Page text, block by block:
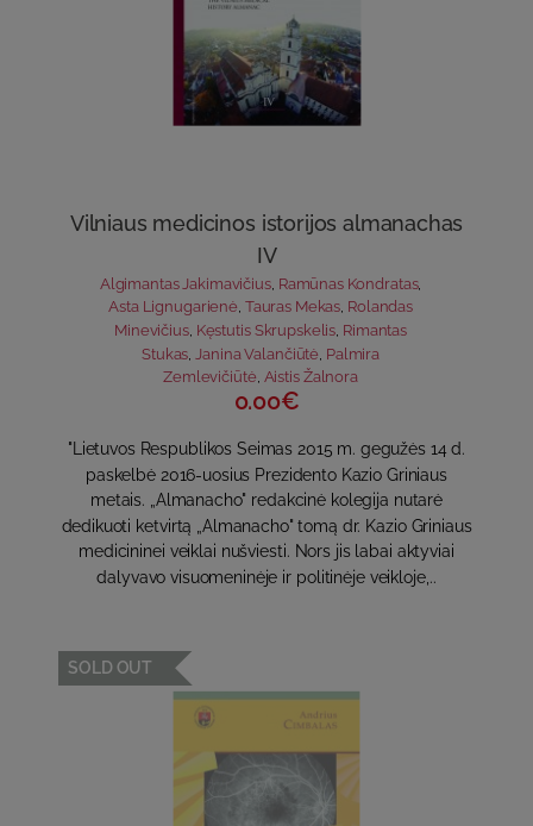
Vilniaus medicinos istorijos almanachas
IV
Algimantas Jakimavičius, Ramūnas Kondratas,
Asta Lignugarienė, Tauras Mekas, Rolandas
Minevičius, Kęstutis Skrupskelis, Rimantas
Stukas Janina Valančiūtė Palmira
Zemlevičiūtė, Aistis Žalnora
0.00€
"Lietuvos Respublikos Seimas 2015 m. gegužės 14 d.
paskelbė 2016-uosius Prezidento Kazio Griniaus
metais. „Almanacho" redakcinė kolegija nutarė
dedikuoti ketvirtą „Almanacho" tomą dr. Kazio Griniaus
medicininei veiklai nušviesti. Nors jis labai aktyviai
dalyvavo visuomeninėje ir politinėje veikloje,..
SOLD OUT